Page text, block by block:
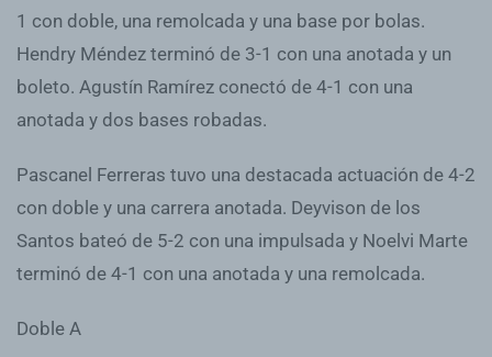
1 con doble, una remolcada y una base por bolas.
Hendry Méndez terminó de 3-1 con una anotada y un
boleto. Agustín Ramírez conectó de 4-1 con una
anotada y dos bases robadas.
Pascanel Ferreras tuvo una destacada actuación de 4-2
con doble y una carrera anotada. Deyvison de los
Santos bateó de 5-2 con una impulsada y Noelvi Marte
terminó de 4-1 con una anotada y una remolcada.
Doble A